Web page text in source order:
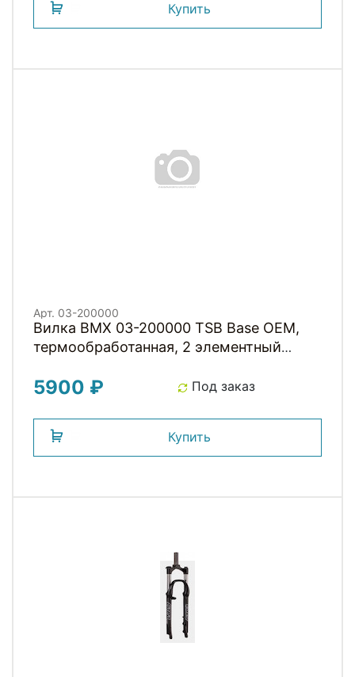
Купить
Арт. 03-200000
Вилка BMX 03-200000 TSB Base OEM,
термообработанная, 2 элементный
5900 ₽ Под заказ
Купить